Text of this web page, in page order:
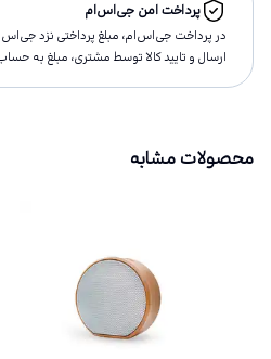
پرداخت امن جی‌اس‌ام
در پرداخت جی‌اس‌ام، مبلغ پرداختى نزد
ارسال و تاييد كالا توسط مشتری، مبلغ به
محصولات مشابه